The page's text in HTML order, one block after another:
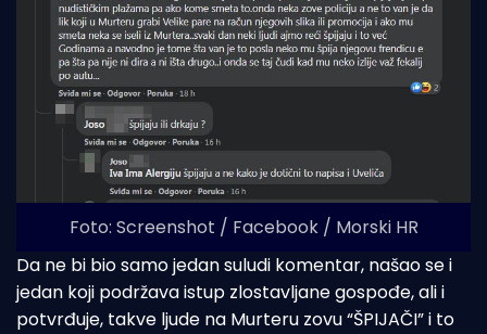
Foto: Screenshot / Facebook / Morski HR
Da ne bi bio samo jedan suludi komentar, našao se i
jedan koji podržava istup zlostavljane gospođe, ali i
potvrđuje, takve ljude na Murteru zovu “ŠPIJAČI” i to